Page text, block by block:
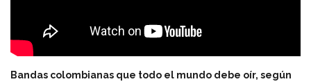
Mira también:
Bandas colombianas que todo el mundo debe oír, según